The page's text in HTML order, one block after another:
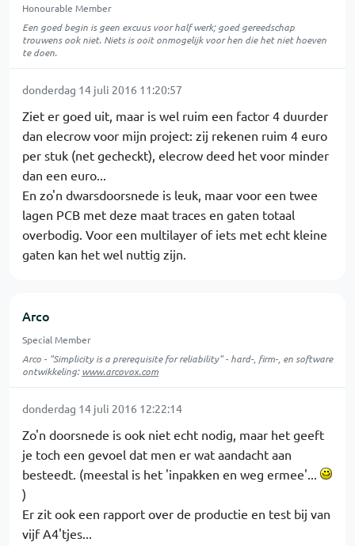
Honourable Member
Een goed begin is geen excuus voor half werk; goed gereedschap
trouwens ook niet. Niets is ooit onmogelijk voor hen die het niet hoeven
te doen.
donderdag 14 juli 2016 11:20:57
Ziet er goed uit, maar is wel ruim een factor 4 duurder
dan elecrow voor mijn project: zij rekenen ruim 4 euro
per stuk (net gecheckt), elecrow deed het voor minder
dan een euro...
En zo'n dwarsdoorsnede is leuk, maar voor een twee
lagen PCB met deze maat traces en gaten totaal
overbodig. Voor een multilayer of iets met echt kleine
gaten kan het wel nuttig zijn.
Arco
Special Member
Arco - "Simplicity is a prerequisite for reliability" - hard-, firm-, en software
ontwikkeling:www.arcovox.com
donderdag 14 juli 2016 12:22:14
Zo'n doorsnede is ook niet echt nodig, maar het geeft
je toch een gevoel dat men er wat aandacht aan
besteedt. (meestal is het 'inpakken en weg ermee'...
)
Er zit ook een rapport over de productie en test bij van
vijf A4'tjes...